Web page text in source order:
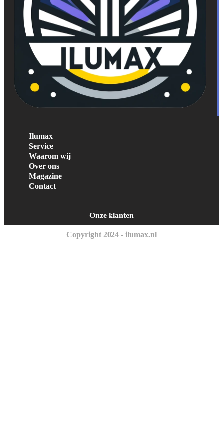
Ilumax
Service
Waarom wij
Over ons
Magazine
Contact
Onze klanten
Copyright 2024 - ilumax.nl